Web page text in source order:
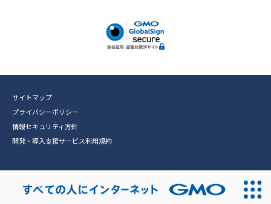
サイトマップ
プライバシーポリシー
情報セキュリティ方針
開発・導入支援サービス利用規約